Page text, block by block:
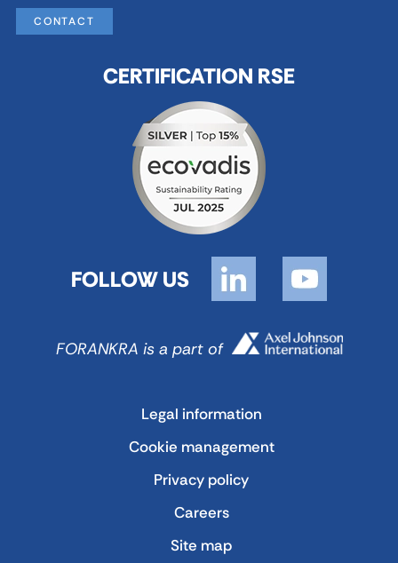
CONTACT
CERTIFICATION RSE
FOLLOW US
FORANKRA is a part of
Legal information
Cookie management
Privacy policy
Careers
Site map